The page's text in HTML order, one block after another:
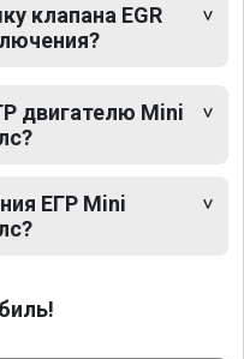
клапана EGR
двигателю Mini
ЕГР Mini